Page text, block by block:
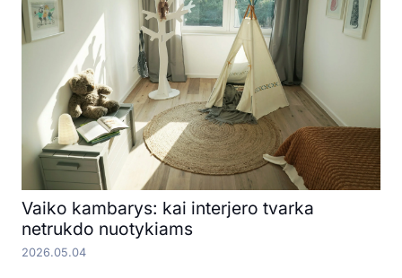
Vaiko kambarys: kai interjero tvarka
netrukdo nuotykiams
2026.05.04